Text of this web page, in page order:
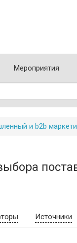
Мероприятия
и b2b
Источники